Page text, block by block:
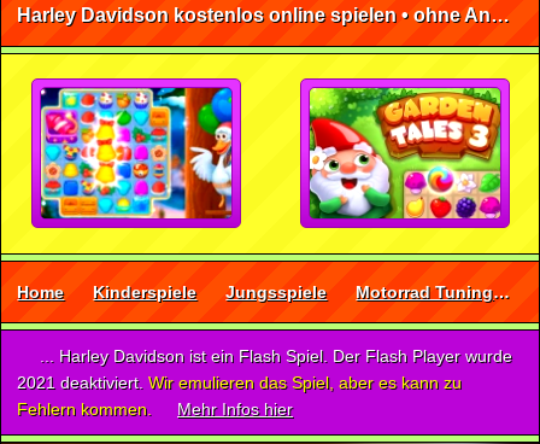
Harley Davidson kostenlos online spielen • ohne Anmeldung 🕹️
Home Kinderspiele Jungsspiele Motorrad Tuning
... Harley Davidson ist ein Flash Spiel. Der Flash Player wurde
2021 deaktiviert. Wir emulieren das Spiel, aber es kann zu
Fehlern kommen.
Mehr Infos hier